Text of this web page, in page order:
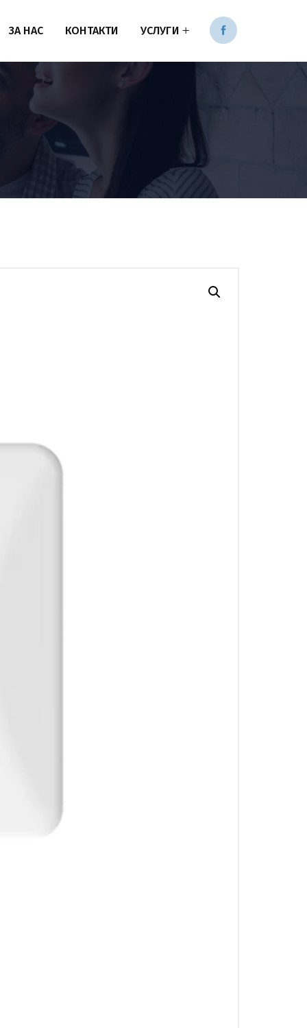
ЗА НАС КОНТАКТИ УСЛУГИ